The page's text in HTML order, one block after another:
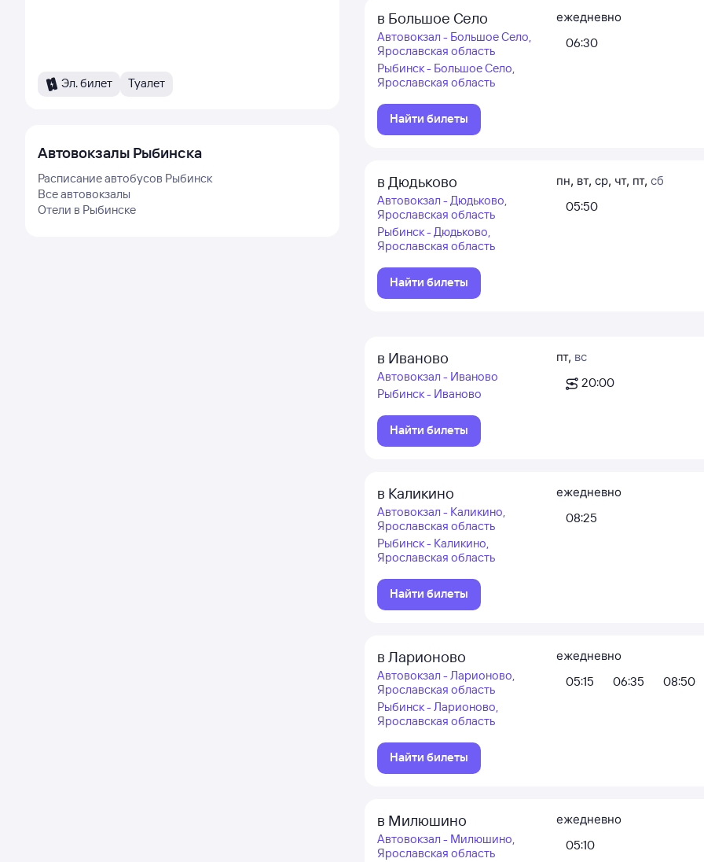
Эл. билет Туалет
в Большое Село
Автовокзал - Большое Село,
Ярославская область
Рыбинск - Большое Село,
Ярославская область
Найти билеты
ежедневно
06:30
в Дюдьково
Автовокзал - Дюдьково,
Ярославская область
Рыбинск - Дюдьково,
Ярославская область
Найти билеты
пн, вт, ср, чт, пт, сб
05:50
в Иваново
Автовокзал - Иваново
Рыбинск - Иваново
Найти билеты
пт, вс
20:00
в Каликино
Автовокзал - Каликино,
Ярославская область
Рыбинск - Каликино,
Ярославская область
Найти билеты
ежедневно
08:25
в Ларионово
Автовокзал - Ларионово,
Ярославская область
Рыбинск - Ларионово,
Ярославская область
Найти билеты
ежедневно
05:15
06:35 08:50
в Милюшино
Автовокзал - Милюшино,
Ярославская область
ежедневно
05:10
Автовокзалы Рыбинска
Расписание автобусов Рыбинск
Все автовокзалы
Отели в Рыбинске